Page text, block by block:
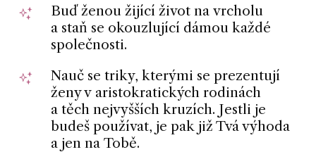
Buď ženou žijící život na vrcholu
a staň se okouzlující dámou každé
společnosti.
Nauč se triky, kterými se prezentují
ženy v aristokratických rodinách
a těch nejvyšších kruzích. Jestli je
budeš používat, je pak již Tvá výhoda
a jen na Tobě.